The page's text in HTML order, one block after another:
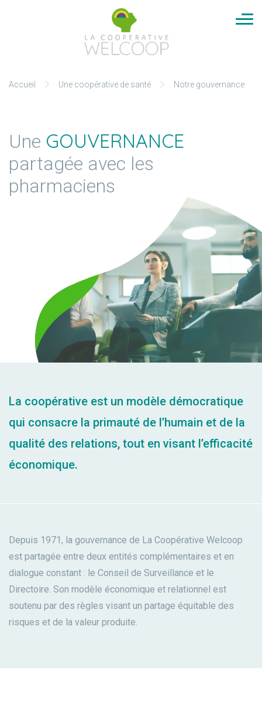
Accueil Une coopérative de santé Notre gouvernance
Une GOUVERNANCE
partagée avec les
pharmaciens
La coopérative est un modèle démocratique
qui consacre la primauté de l’humain et de la
qualité des relations, tout en visant l’efficacité
économique.
Depuis 1971, la gouvernance de La Coopérative Welcoop
est partagée entre deux entités complémentaires et en
dialogue constant : le Conseil de Surveillance et le
Directoire. Son modèle économique et relationnel est
soutenu par des règles visant un partage équitable des
risques et de la valeur produite.
Cookies management panel